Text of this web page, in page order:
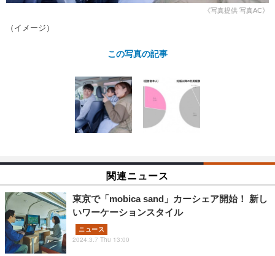
クト《写真提供 写真AC》
（イメージ）
この写真の記事
関連ニュース
東京で「mobica sand」カーシェア開始！ 新し
いワーケーションスタイル
ニュース
2024.3.7 Thu 13:00